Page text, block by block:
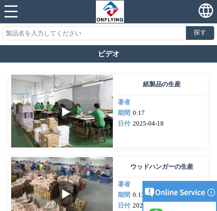
探す
ビデオ
紙製品の生産
著者
期間 0:17
日付 2025-04-18
ウッドハンガーの生産
著者
期間 0:13
日付 2025-03-25